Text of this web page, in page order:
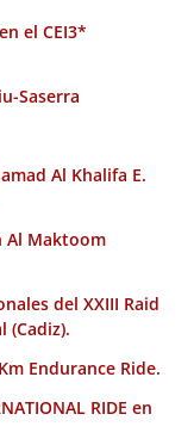
el CEI3*
Saserra
Al Khalifa E.
Al Maktoom
del XXIII Raid
(Cadiz).
Endurance Ride.
RIDE en